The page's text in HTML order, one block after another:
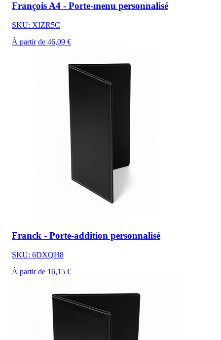
François A4 - Porte-menu personnalisé
SKU: XIZR5C
À partir de 46,09 €
Franck - Porte-addition personnalisé
SKU: 6DXQH8
À partir de 16,15 €